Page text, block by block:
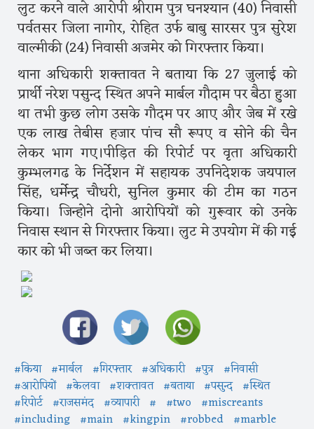
लुट करने वाले आरोपी श्रीराम पुत्र घनश्यान (40) निवासी
पर्वतसर जिला नागोर, रोहित उर्फ बाबु सारसर पुत्र सुरेश
वाल्मीकी (24) निवासी अजमेर को गिरफ्तार किया।
थाना अधिकारी शक्तावत ने बताया कि 27 जुलाई को
प्रार्थी नरेश पसुन्द स्थित अपने मार्बल गौदाम पर बैठा हुआ
था तभी कुछ लोग उसके गौदम पर आए और जेब में रखे
एक लाख तेबीस हजार पांच सौ रूपए व सोने की चैन
लेकर भाग गए।पीड़ित की रिपोर्ट पर वृता अधिकारी
कुम्भलगढ के निर्देशन में सहायक उपनिदेशक जयपाल
सिंह, धर्मेन्द्र चौधरी, सुनिल कुमार की टीम का गठन
किया। जिन्होने दोनो आरोपियों को गुरूवार को उनके
निवास स्थान से गिरफ्तार किया। लुट मे उपयोग में की गई
कार को भी जब्त कर लिया।
#किया #मार्बल #गिरफ्तार #अधिकारी #पुत्र #निवासी
#आरोपियों #केलवा #शक्तावत #बताया #पसुन्द #स्थित
#रिपोर्ट #राजसमंद #व्यापारी # #two #miscreants
#including #main #kingpin #robbed #marble